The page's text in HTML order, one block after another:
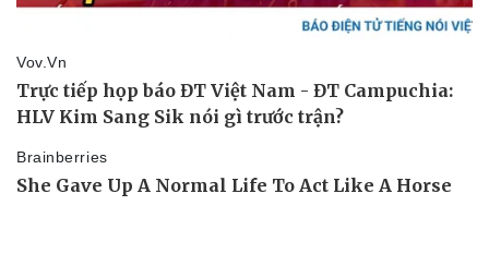
Thế giới thể thao
Hậu trường
Tư vấn